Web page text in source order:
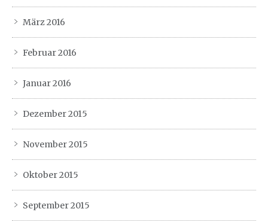
März 2016
Februar 2016
Januar 2016
Dezember 2015
November 2015
Oktober 2015
September 2015